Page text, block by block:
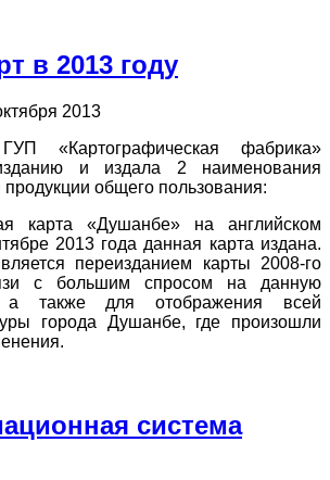
в 2013 году
2013
«Картографическая фабрика»
и издала 2 наименования
продукции общего пользования:
карта «Душанбе» на английском
2013 года данная карта издана.
переизданием карты 2008-го
с большим спросом на данную
а также для отображения всей
города Душанбе, где произошли
система